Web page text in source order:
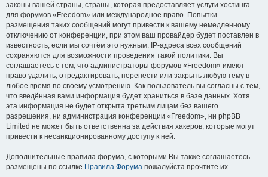
законы вашей страны, страны, которая предоставляет услуги хостинга
для форумов «Freedom» или международное право. Попытки
размещения таких сообщений могут привести к вашему немедленному
отключению от конференции, при этом ваш провайдер будет поставлен в
известность, если мы сочтём это нужным. IP-адреса всех сообщений
сохраняются для возможности проведения такой политики. Вы
соглашаетесь с тем, что администраторы форумов «Freedom» имеют
право удалить, отредактировать, перенести или закрыть любую тему в
любое время по своему усмотрению. Как пользователь вы согласны с тем,
что введённая вами информация будет храниться в базе данных. Хотя
эта информация не будет открыта третьим лицам без вашего
разрешения, ни администрация конференции «Freedom», ни phpBB
Limited не может быть ответственна за действия хакеров, которые могут
привести к несанкционированному доступу к ней.
Дополнительные правила форума, с которыми Вы также соглашаетесь
размещены по ссылке Правила Форума пожалуйста прочтите их.